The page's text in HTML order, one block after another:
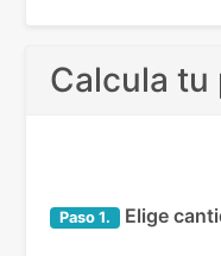
Calcula tu
Paso 1. Elige